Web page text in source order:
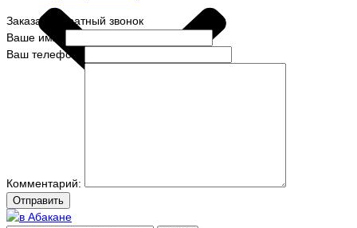
Заказать обратный звонок
Ваше имя:
Ваш телефон:
Комментарий:
Отправить